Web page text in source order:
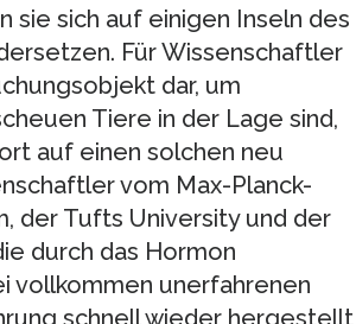
sie sich auf einigen Inseln des
Für Wissenschaftler
dar, um
Tiere in der Lage sind,
auf einen solchen neu
vom Max-Planck-
der Tufts University und der
durch das Hormon
vollkommen unerfahrenen